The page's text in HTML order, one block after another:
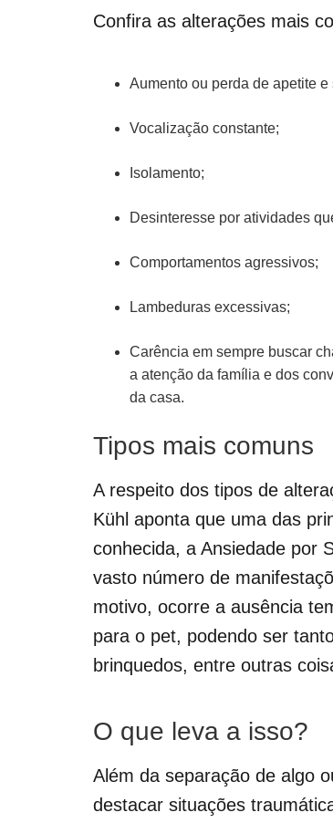
Confira as alterações mais
Aumento ou perda de apetite e
Vocalização constante;
Isolamento;
Desinteresse por atividades
Comportamentos agressivos;
Lambeduras excessivas;
Carência em sempre buscar
a atenção da família e dos
da casa.
Tipos mais comuns
A respeito dos tipos de
Kühl aponta que uma das
conhecida, a Ansiedade por
vasto número de
motivo, ocorre a ausência
para o pet, podendo ser
brinquedos, entre outras
O que leva a isso?
Além da separação de algo
destacar situações